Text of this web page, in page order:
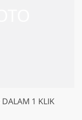
1 KLIK